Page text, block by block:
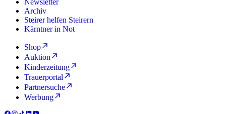
Archiv
Steirer helfen Steirern
Kärntner in Not
Shop
Auktion
Kinderzeitung
Trauerportal
Partnersuche
Werbung